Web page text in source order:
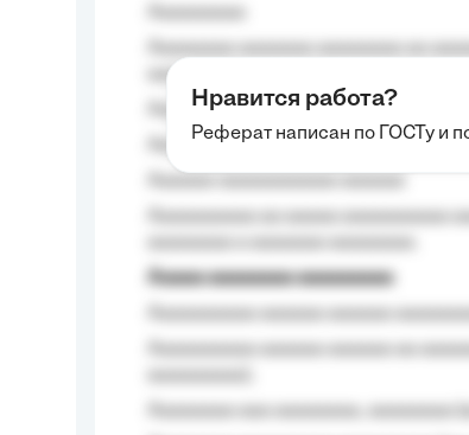
aaaa aaaa.
Aaaaaaaaa
Aaaaaaaaaa aa aaa aaaaaaaaa, a
Aaaaa aaaaaaaa aaaaaaaaa
Нравится работа?
Реферат написан по ГОСТу и